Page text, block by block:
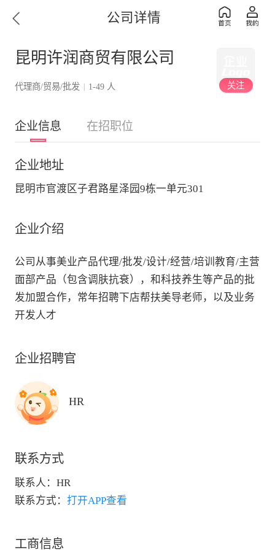
公司详情
昆明许润商贸有限公司
代理商/贸易/批发 | 1-49 人 关注
企业信息 在招职位
企业地址
昆明市官渡区子君路星泽园9栋一单元301
企业介绍
公司从事美业产品代理/批发/设计/经营/培训教育/主营
面部产品（包含调肤抗衰），和科技养生等产品的批
发加盟合作，常年招聘下店帮扶美导老师，以及业务
开发人才
企业招聘官
HR
联系方式
联系人： HR
联系方式： 打开APP查看
工商信息